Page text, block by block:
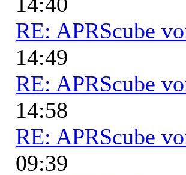
RE: APRScube
14:49
RE: APRScube
14:58
RE: APRScube
09:39